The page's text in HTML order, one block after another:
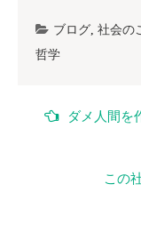
ブログ, 社会の
哲学
ダメ人間を
この